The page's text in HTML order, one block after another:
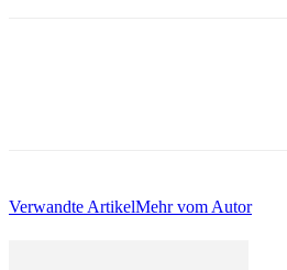
Verwandte ArtikelMehr vom Autor